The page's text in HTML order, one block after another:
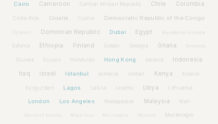
Cairo Cameroon Central African Republic Chile Colombia
Costa Rica Croatia Cyprus Democratic Republic of the Congo
Djibouti Dominican Republic Dubai Egypt Equatorial Guinea
Estonia Ethiopia Finland Gabon Georgia Ghana Grenada
Guinea Guyana Honduras Hong Kong Iceland Indonesia
Iraq Israel Istanbul Jamaica Jordan Kenya Kosovo
Kyrgyzstan Lagos Latvia Lesotho Libya Lithuania
London Los Angeles Madagascar Malaysia Mali
Marshall Islands Mauritius Micronesia Monaco Montenegro